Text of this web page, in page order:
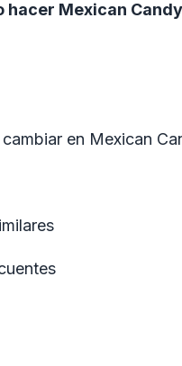
hacer Mexican
en Mexican